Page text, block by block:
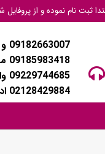
ثبت نام نموده و از
09182663007 و
09185983418 مشتریان
09229744685 واتساپ
02128429884 اداری